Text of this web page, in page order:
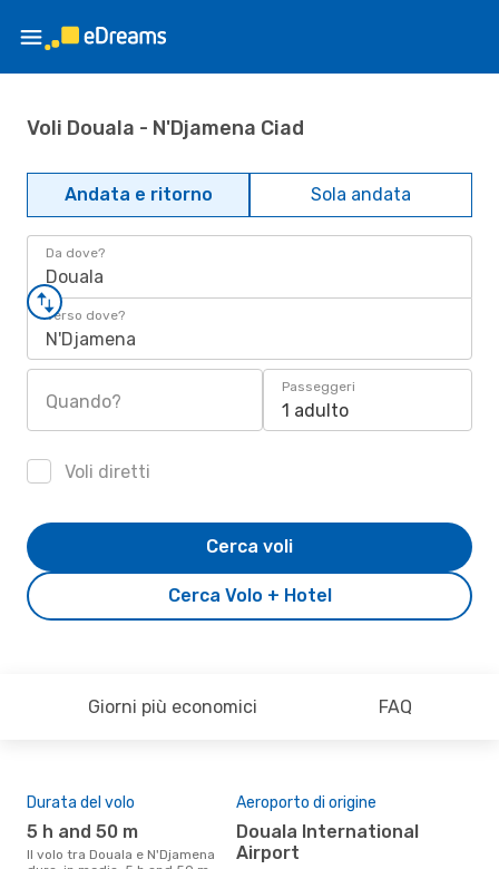
Voli Douala - N'Djamena Ciad
Andata e ritorno Sola andata
Da dove?
Douala
Verso dove?
N'Djamena
Quando?
Passeggeri
1 adulto
Voli diretti
Cerca Volo + Hotel
Cerca voli
Giorni più economici FAQ
Durata del volo
5 h and 50 m
Il volo tra Douala e N'Djamena
Aeroporto di origine
Douala International
Airport